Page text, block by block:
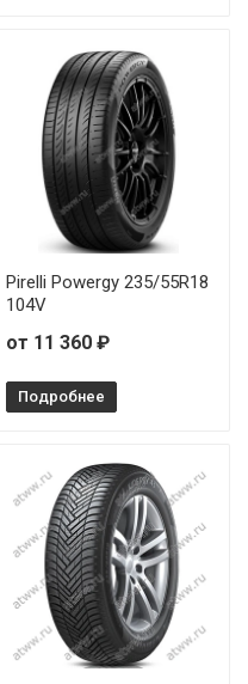
Pirelli Powergy 235/55R18
104V
от 11 360 ₽
Подробнее